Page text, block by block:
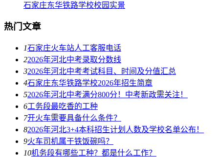
石家庄东华铁路学校校园实景
热门文章
1石家庄火车站人工客服电话
22026年河北中考录取分数线
32026年河北中考考试科目、时间及分值汇总
4石家庄东华铁路学校2026年招生简章
52026年河北中考满分800分！中考新政需关注！
6工务段最吃香的工种
7开火车需要具备什么条件？
82026年河北3+4本科招生计划人数及学校名单公布！
9火车司机属于铁饭碗吗？
10机务段有哪些工种？都是什么工作？